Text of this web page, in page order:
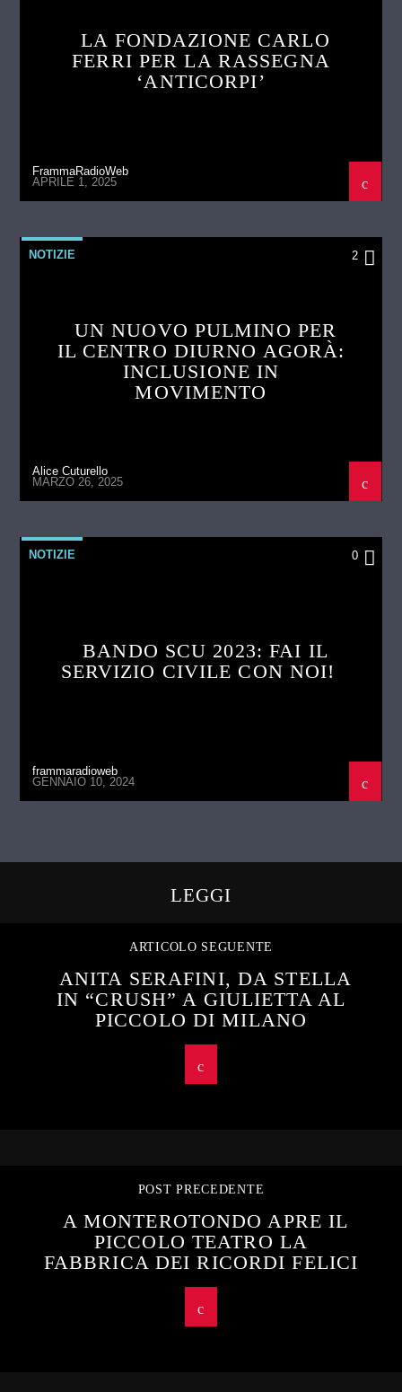
LA FONDAZIONE CARLO
FERRI PER LA RASSEGNA
‘ANTICORPI’
FrammaRadioWeb
APRILE 1, 2025
NOTIZIE 2
UN NUOVO PULMINO PER
IL CENTRO DIURNO AGORÀ:
INCLUSIONE IN
MOVIMENTO
Alice Cuturello
MARZO 26, 2025
NOTIZIE 0
BANDO SCU 2023: FAI IL
SERVIZIO CIVILE CON NOI!
frammaradioweb
GENNAIO 10, 2024
LEGGI
ARTICOLO SEGUENTE
ANITA SERAFINI, DA STELLA
IN “CRUSH” A GIULIETTA AL
PICCOLO DI MILANO
POST PRECEDENTE
A MONTEROTONDO APRE IL
PICCOLO TEATRO LA
FABBRICA DEI RICORDI FELICI